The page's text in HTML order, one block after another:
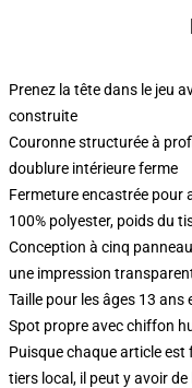
Prenez la tête dans le jeu
construite
Couronne structurée à
doublure intérieure ferme
Fermeture encastrée pour
100% polyester, poids du
Conception à cinq
une impression
Taille pour les âges 13 ans
Spot propre avec chiffon
Puisque chaque article
tiers local, il peut y avoir